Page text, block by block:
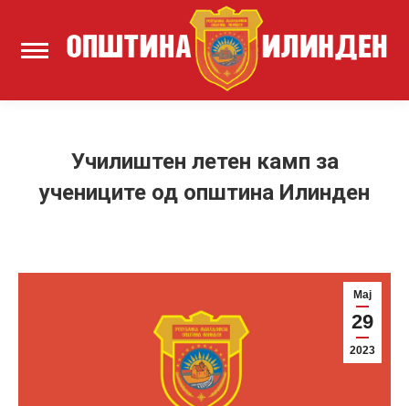
Училиштен летен камп за
учениците од општина Илинден
Мај
29
2023